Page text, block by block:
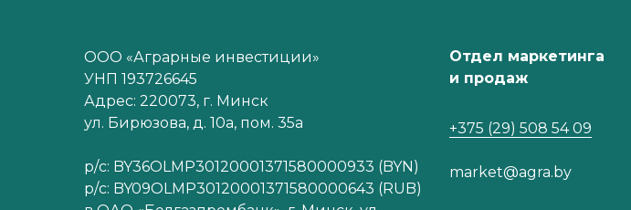
ООО «Аграрные инвестиции»
УНП 193726645
Адрес: 220073, г. Минск
ул. Бирюзова, д. 10а, пом. 35а
р/с: BY36OLMP30120001371580000933 (BYN)
р/с: BY09OLMP30120001371580000643 (RUB)
Отдел маркетинга
и продаж
+375 (29) 508 54 09
market@agra.by